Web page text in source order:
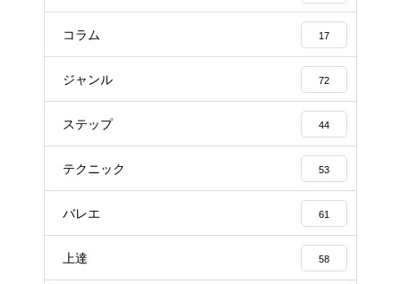
コラム 17
ジャンル 72
ステップ 44
テクニック 53
バレエ 61
上達 58